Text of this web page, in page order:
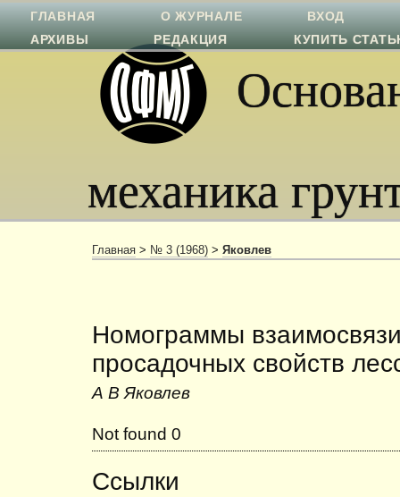
механика
ГЛАВНАЯ О ЖУРНАЛЕ
ВХОД
АРХИВЫ
РЕДАКЦИЯ КУПИТЬ
Главная > № 3 (1968) > Яковлев
Номограммы
просадочных свойств
А В Яковлев
Not found 0
Ссылки